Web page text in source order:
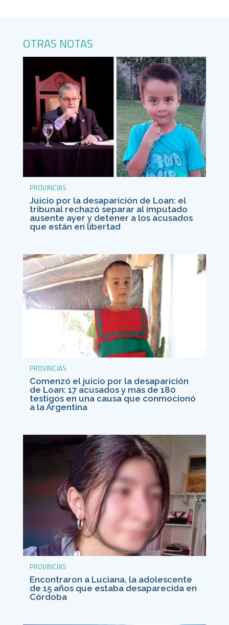
OTRAS NOTAS
PROVINCIAS
Juicio por la desaparición de Loan: el
tribunal rechazó separar al imputado
ausente ayer y detener a los acusados
que están en libertad
PROVINCIAS
Comenzó el juicio por la desaparición
de Loan: 17 acusados y más de 180
testigos en una causa que conmocionó
a la Argentina
PROVINCIAS
Encontraron a Luciana, la adolescente
de 15 años que estaba desaparecida en
Córdoba